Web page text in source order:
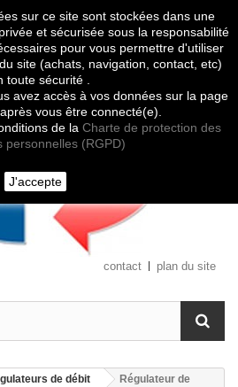
sur ce site sont stockées dans une
et sécurisée sous la responsabilité
pour vous permettre d'utiliser
site (achats, navigation, contact, etc)
toute sécurité .
avez accès à vos données sur la page
vous être connecté(e).
de la Charte de protection des
personnelles (RGPD)
J'accepte
Contactez-nous
contact plan du site
de débit
Régulateur de